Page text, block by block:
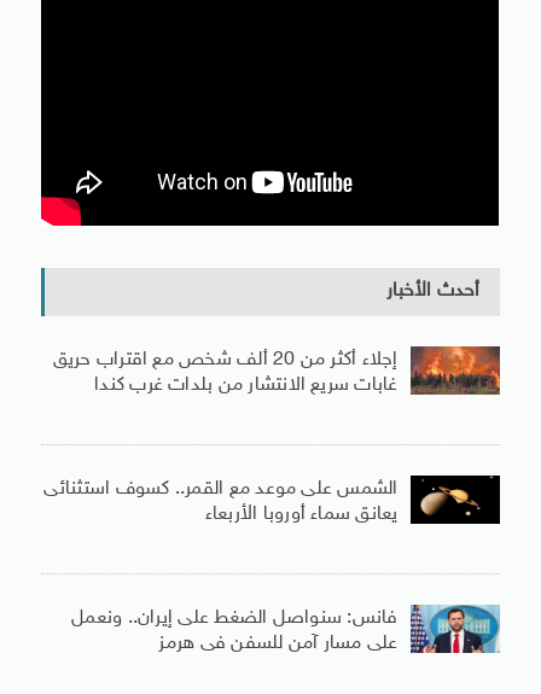
أحدث الأخبار
إجلاء أكثر من 20 ألف شخص مع اقتراب حريق
غابات سريع الانتشار من بلدات غرب كندا
الشمس على موعد مع القمر.. كسوف استثنائى
يعانق سماء أوروبا الأربعاء
فانس: سنواصل الضغط على إيران.. ونعمل
على مسار آمن للسفن فى هرمز